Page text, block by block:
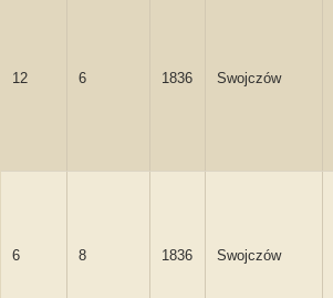
12 6 1836 Swojczów
6 8 1836 Swojczów